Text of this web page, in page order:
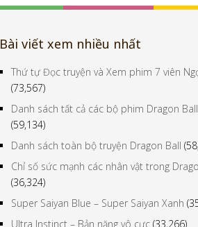
Bài viết xem nhiều nhất
Thứ tự Đọc truyện và Xem phim 7 viên
(73,567)
Danh sách tất cả các bộ phim Dragon Ball
(59,134)
Danh sách toàn bộ truyện Dragon Ball
Chỉ số sức mạnh các nhân vật trong
(36,324)
Super Saiyan Blue – Super Saiyan Xanh
Ultra Instinct – Bản năng vô cực (33,266)